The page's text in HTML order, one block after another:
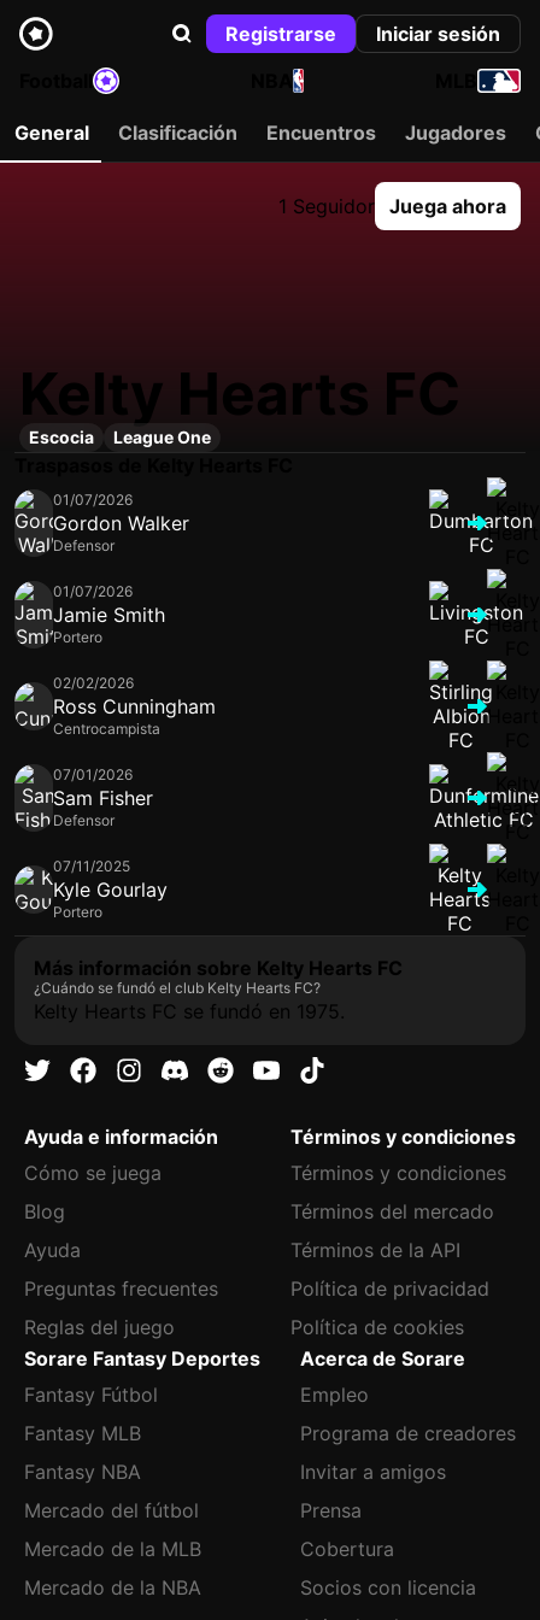
Registrarse
Iniciar sesión
NBA
General Clasificación Encuentros Jugadores
1 Seguidor Juega ahora
Kelty Hearts FC
Escocia League One
01/07/2026
Gordon Walker
Defensor
01/07/2026
Jamie Smith
Portero
02/02/2026
Ross Cunningham
Centrocampista
07/01/2026
Sam Fisher
Defensor
07/11/2025
Kyle Gourlay
Portero
Más información sobre Kelty Hearts FC
¿Cuándo se fundó el club Kelty Hearts FC?
Kelty Hearts FC se fundó en 1975.
Ayuda e información
Cómo se juega
Blog
Ayuda
Preguntas frecuentes
Reglas del juego
Términos y condiciones
Términos y condiciones
Términos del mercado
Términos de la API
Política de privacidad
Política de cookies
Sorare Fantasy Deportes
Fantasy Fútbol
Fantasy MLB
Fantasy NBA
Mercado del fútbol
Mercado de la MLB
Mercado de la NBA
Acerca de Sorare
Empleo
Programa de creadores
Invitar a amigos
Prensa
Cobertura
Socios con licencia